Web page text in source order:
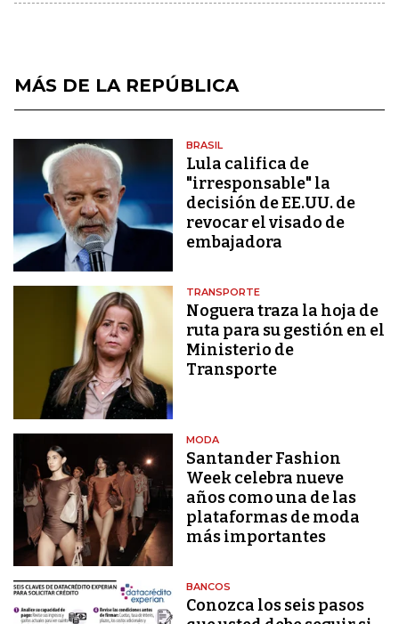
MÁS DE LA REPÚBLICA
BRASIL
Lula califica de
"irresponsable" la
decisión de EE.UU. de
revocar el visado de
embajadora
TRANSPORTE
Noguera traza la hoja de
ruta para su gestión en el
Ministerio de
Transporte
MODA
Santander Fashion
Week celebra nueve
años como una de las
plataformas de moda
más importantes
BANCOS
Conozca los seis pasos